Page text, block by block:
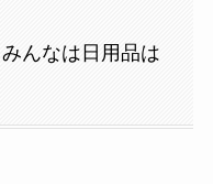
んなは日用品は